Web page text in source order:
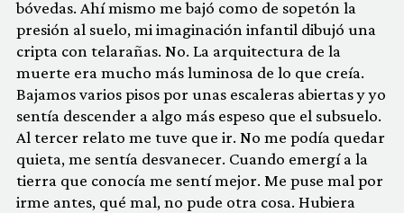
bóvedas. Ahí mismo me bajó como de sopetón la
presión al suelo, mi imaginación infantil dibujó una
cripta con telarañas. No. La arquitectura de la
muerte era mucho más luminosa de lo que creía.
Bajamos varios pisos por unas escaleras abiertas y yo
sentía descender a algo más espeso que el subsuelo.
Al tercer relato me tuve que ir. No me podía quedar
quieta, me sentía desvanecer. Cuando emergí a la
tierra que conocía me sentí mejor. Me puse mal por
irme antes, qué mal, no pude otra cosa. Hubiera